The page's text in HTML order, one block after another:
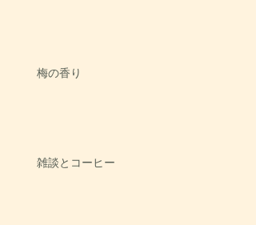
梅の香り
雑談とコーヒー